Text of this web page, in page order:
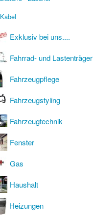
Kabel
Exklusiv bei uns....
Fahrrad- und Lastenträger
Fahrzeugpflege
Fahrzeugstyling
Fahrzeugtechnik
Fenster
Gas
Haushalt
Heizungen